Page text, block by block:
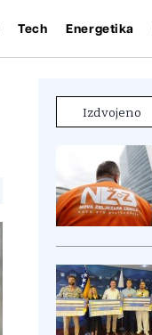
Tech Energetika
Izdvojeno